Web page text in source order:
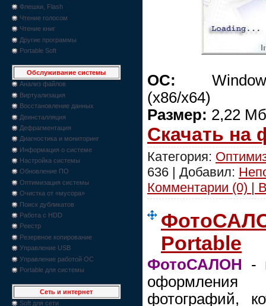
Флешки, Flash
Чтение голосом
Чтение книг
Другие программы
Portable Soft
Обслуживание системы
Анализ файлов
Виртуализация
Восстановление данных
Деинсталляция
Дефрагментация
Диагностика и мониторинг
Информация о системе
Настройка системы
Обновление ПО
Оптимизация системы
Очистка от «мусора»
Поиск дубликатов
Работа с HDD
Реестр
Резервное копирование
Управление USB
Управление работой ОС
Portable для системы
Сеть и интернет
Soft для сети
ОС:
(x86/x64)
Размер: 2,22 Мб
Скачать на
Категория:
636 | Добавил:
Комментарии (0) |
Portable
ФотоСАЛОН -
фотографий,